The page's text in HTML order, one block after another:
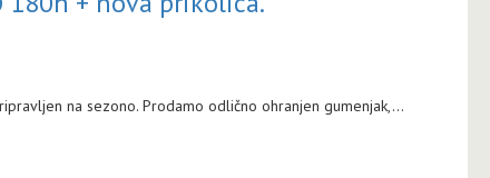
na sezono. Prodamo odlično ohranjen gumenjak,...